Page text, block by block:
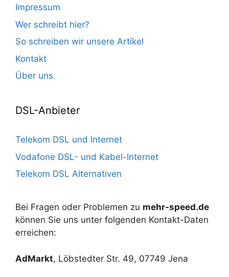
Impressum
Wer schreibt hier?
So schreiben wir unsere Artikel
Kontakt
Über uns
DSL-Anbieter
Telekom DSL und Internet
Vodafone DSL- und Kabel-Internet
Telekom DSL Alternativen
Bei Fragen oder Problemen zu mehr-speed.de
können Sie uns unter folgenden Kontakt-Daten
erreichen:
AdMarkt, Löbstedter Str. 49, 07749 Jena